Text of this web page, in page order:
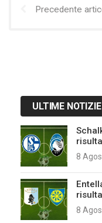
Precedente
ULTIME
8
8